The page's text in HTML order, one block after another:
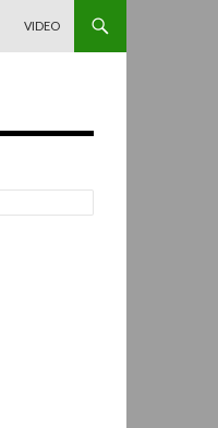
VIDEO